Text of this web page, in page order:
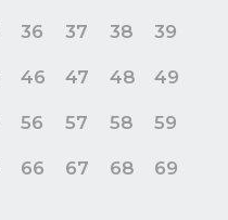
36 37 38 39
46 47 48 49
56 57 58 59
66 67 68 69